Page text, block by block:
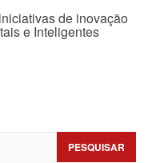
de inovação
e Inteligentes